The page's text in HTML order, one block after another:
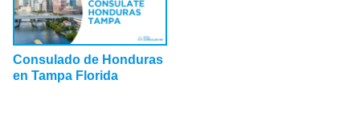
Consulado de Honduras
en Tampa Florida